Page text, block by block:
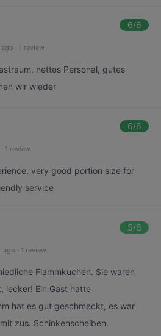
6/6
ago · 1 review
nettes Personal, gutes
wir wieder
6/6
· 1 review
very good portion size for
service
5/6
ago · 1 review
Flammkuchen. Sie waren
lecker! Ein Gast hatte
hat es gut geschmeckt, es war
zus. Schinkenscheiben.